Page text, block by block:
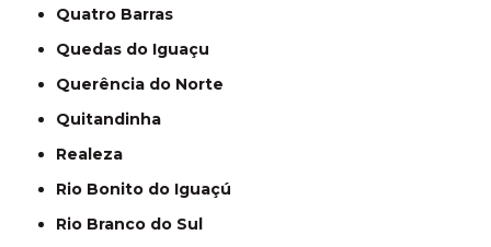
Quatro Barras
Quedas do Iguaçu
Querência do Norte
Quitandinha
Realeza
Rio Bonito do Iguaçú
Rio Branco do Sul